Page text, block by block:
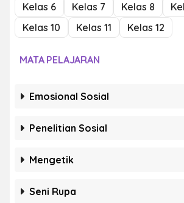
Kelas 6
Kelas 7 Kelas 8
Kelas 10
Kelas 11 Kelas 12
MATA PELAJARAN
Emosional Sosial
Penelitian Sosial
Mengetik
Seni Rupa